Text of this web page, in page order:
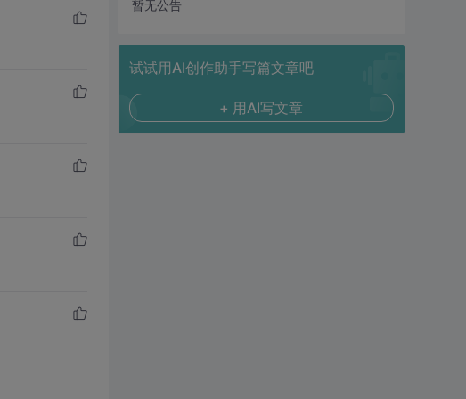
暂无公告
试试用AI创作助手写篇文章吧
+ 用AI写文章